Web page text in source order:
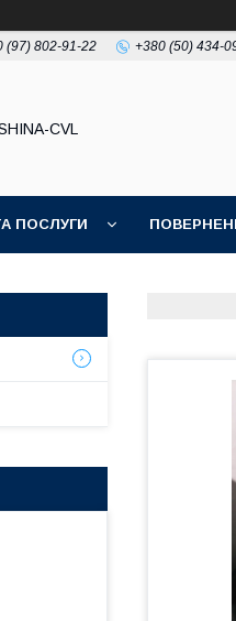
(97) 802-91-22 +380 (50) 434-
CVL
ПОСЛУГИ